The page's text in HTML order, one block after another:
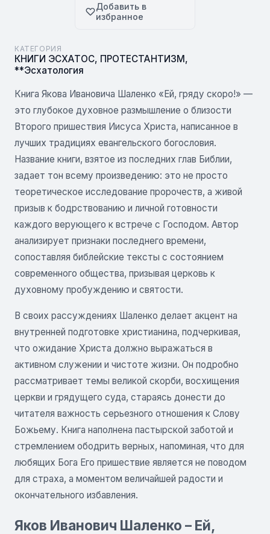
Добавить в
избранное
КАТЕГОРИЯ
КНИГИ ЭСХАТОС, ПРОТЕСТАНТИЗМ,
**Эсхатология
Книга Якова Ивановича Шаленко «Ей, гряду скоро!» —
это глубокое духовное размышление о близости
Второго пришествия Иисуса Христа, написанное в
лучших традициях евангельского богословия.
Название книги, взятое из последних глав Библии,
задает тон всему произведению: это не просто
теоретическое исследование пророчеств, а живой
призыв к бодрствованию и личной готовности
каждого верующего к встрече с Господом. Автор
анализирует признаки последнего времени,
сопоставляя библейские тексты с состоянием
современного общества, призывая церковь к
духовному пробуждению и святости.
В своих рассуждениях Шаленко делает акцент на
внутренней подготовке христианина, подчеркивая,
что ожидание Христа должно выражаться в
активном служении и чистоте жизни. Он подробно
рассматривает темы великой скорби, восхищения
церкви и грядущего суда, стараясь донести до
читателя важность серьезного отношения к Слову
Божьему. Книга наполнена пастырской заботой и
стремлением ободрить верных, напоминая, что для
любящих Бога Его пришествие является не поводом
для страха, а моментом величайшей радости и
окончательного избавления.
Яков Иванович Шаленко – Ей,